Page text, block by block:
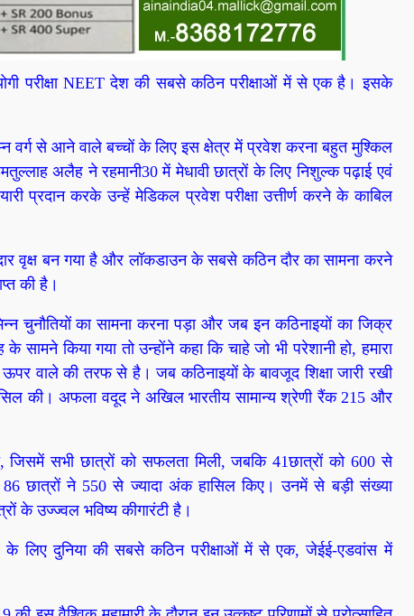
परीक्षा NEET देश की सबसे कठिन परीक्षाओं में से एक है। इसके
से आने वाले बच्चों के लिए इस क्षेत्र में प्रवेश करना बहुत मुश्किल
अलैह ने रहमानी30 में मेधावी छात्रों के लिए निशुल्क पढ़ाई एवं
प्रदान करके उन्हें मेडिकल प्रवेश परीक्षा उत्तीर्ण करने के काबिल
वृक्ष बन गया है और लॉकडाउन के सबसे कठिन दौर का सामना करने
की है।
चुनौतियों का सामना करना पड़ा और जब इन कठिनाइयों का जिक्र
किया गया तो उन्होंने कहा कि चाहे जो भी परेशानी हो, हमारा
वाले की तरफ से है। जब कठिनाइयों के बावजूद शिक्षा जारी रखी
की। अफला वदूद ने अखिल भारतीय सामान्य श्रेणी रैंक 215 और
सभी छात्रों को सफलता मिली, जबकि 41छात्रों को 600 से
ने 550 से ज्यादा अंक हासिल किए। उनमें से बड़ी संख्या
के उज्ज्वल भविष्य कीगारंटी है।
के लिए दुनिया की सबसे कठिन परीक्षाओं में से एक, जेईई-एडवांस में